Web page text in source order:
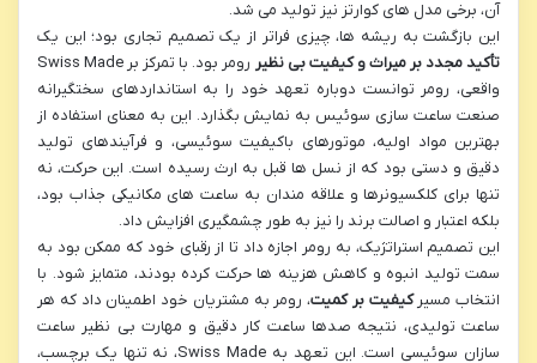
آن، برخی مدل های کوارتز نیز تولید می شد.
این بازگشت به ریشه ها، چیزی فراتر از یک تصمیم تجاری بود؛ این یک
تأکید مجدد بر میراث و کیفیت بی نظیر
رومر بود. با تمرکز بر Swiss Made
واقعی، رومر توانست دوباره تعهد خود را به استانداردهای سختگیرانه
صنعت ساعت سازی سوئیس به نمایش بگذارد. این به معنای استفاده از
بهترین مواد اولیه، موتورهای باکیفیت سوئیسی، و فرآیندهای تولید
دقیق و دستی بود که از نسل ها قبل به ارث رسیده است. این حرکت، نه
تنها برای کلکسیونرها و علاقه مندان به ساعت های مکانیکی جذاب بود،
بلکه اعتبار و اصالت برند را نیز به طور چشمگیری افزایش داد.
این تصمیم استراتژیک، به رومر اجازه داد تا از رقبای خود که ممکن بود به
سمت تولید انبوه و کاهش هزینه ها حرکت کرده بودند، متمایز شود. با
انتخاب مسیرکیفیت بر کمیت، رومر به مشتریان خود اطمینان داد که هر
ساعت تولیدی، نتیجه صدها ساعت کار دقیق و مهارت بی نظیر ساعت
سازان سوئیسی است. این تعهد به Swiss Made، نه تنها یک برچسب،